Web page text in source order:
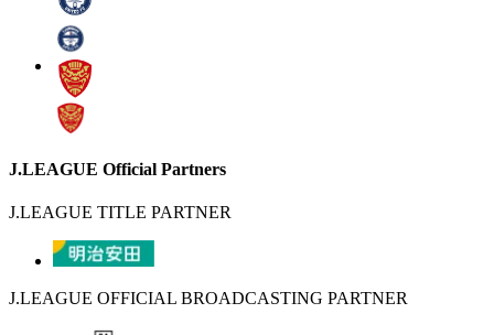
J.LEAGUE Official Partners
J.LEAGUE TITLE PARTNER
J.LEAGUE OFFICIAL BROADCASTING PARTNER